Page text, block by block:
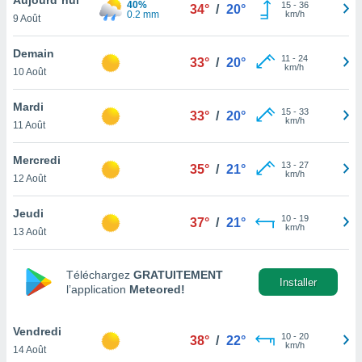
et
»,
au
vous
qu'ils
ou
le
ainsi
un
la
du
9 Août
40%
0.2 mm
34° / 20° 15- 36
km/h
Demain
10 Août
33° / 20° 11 - 24
km/h
Mardi
11 Août
33° / 20° 15- 33
km/h
Mercredi
12 Août
35° / 21° 13- 27
km/h
Jeudi
13 Août
37° / 21° 10- 19
km/h
Téléchargez GRATUITEMENT
l’application Meteored!
Installer
Vendredi
14 Août
38° / 22° 10- 20
km/h